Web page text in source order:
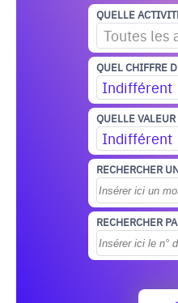
QUELLE
Toutes les
QUEL CHIFFRE
Indifférent
QUELLE
Indifférent
RECHERCHER
RECHERCHER